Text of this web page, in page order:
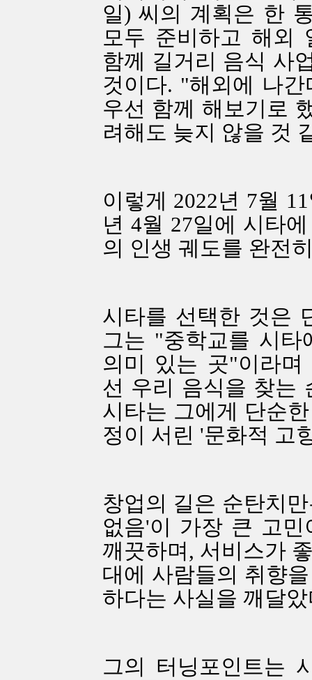
일) 씨의 계획은 한
모두 준비하고 해외
함께 길거리 음식 사
것이다. "해외에 나
우선 함께 해보기로
려해도 늦지 않을 것
이렇게 2022년 7월
년 4월 27일에 시타
의 인생 궤도를 완전
시타를 선택한 것은
그는 "중학교를 시
의미 있는 곳"이라
선 우리 음식을 찾는
시타는 그에게 단순
정이 서린 '문화적 고
창업의 길은 순탄치
없음'이 가장 큰 고
깨끗하며, 서비스가
대에 사람들의 취향
하다는 사실을 깨달
그의 터닝포인트는